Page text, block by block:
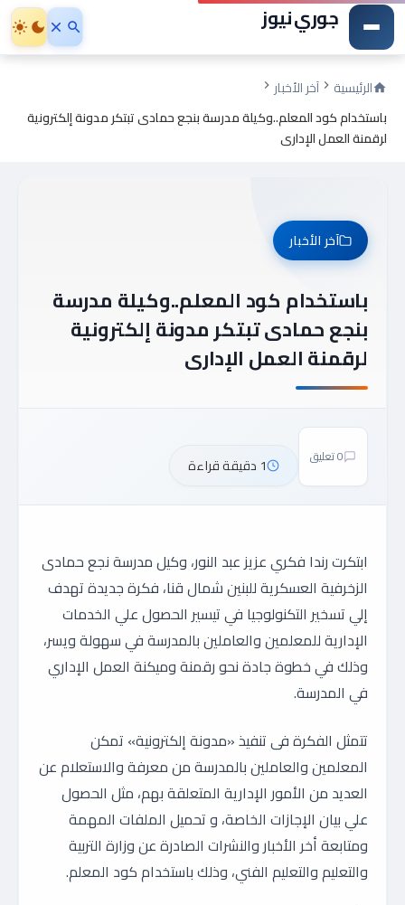
جوري نيوز
الرئيسية
آخر الأخبار
باستخدام كود المعلم..وكيلة مدرسة بنجع حمادى تبتكر مدونة إلكترونية
لرقمنة العمل الإدارى
آخر الأخبار
باستخدام كود المعلم..وكيلة مدرسة
بنجع حمادى تبتكر مدونة إلكترونية
لرقمنة العمل الإدارى
0 تعليق 1 دقيقة قراءة
ابتكرت رندا فكري عزيز عبد النور، وكيل مدرسة نجع حمادى
الزخرفية العسكرية للبنين شمال قنا، فكرة جديدة تهدف
إلي تسخير التكنولوجيا في تيسير الحصول علي الخدمات
الإدارية للمعلمين والعاملين بالمدرسة في سهولة ويسر،
وذلك في خطوة جادة نحو رقمنة وميكنة العمل الإداري
في المدرسة.
تتمثل الفكرة فى تنفيذ «مدونة إلكترونية» تمكن
المعلمين والعاملين بالمدرسة من معرفة والاستعلام عن
العديد من الأمور الإدارية المتعلقة بهم، مثل الحصول
علي بيان الإجازات الخاصة، و تحميل الملفات المهمة
ومتابعة أخر الأخبار والنشرات الصادرة عن وزارة التربية
والتعليم والتعليم الفني، وذلك باستخدام كود المعلم.